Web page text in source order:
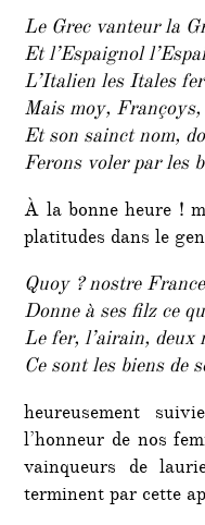
Le Grec vanteur la
Et l’Espaignol
L’Italien les Itales
Mais moy,
Et son sainct nom,
Ferons voler par les
À la bonne heure !
platitudes dans le
Quoy ? nostre
Donne à ses filz ce
Le fer, l’airain, deux
Ce sont les biens de
heureusement
l’honneur de nos
vainqueurs de
terminent par cette